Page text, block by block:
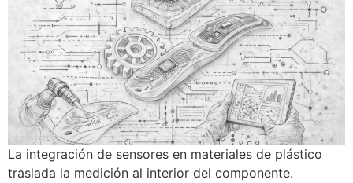
La integración de sensores en materiales de plástico
traslada la medición al interior del componente.